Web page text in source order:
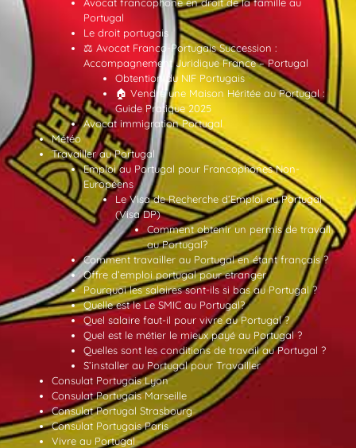
Portugal
Le droit portugais
⚖️ Avocat Franco-Portugais Succession :
Accompagnement Juridique France – Portugal
Obtention du NIF Portugais
🏠 Vendre une Maison Héritée au Portugal :
Guide Pratique 2025
Avocat immigration Portugal
Météo
Travailler au Portugal
Emploi au Portugal pour Francophones Non-
Européens
Le Visa de Recherche d’Emploi au Portugal
(Visa DP)
Comment obtenir un permis de travail
au Portugal?
Comment travailler au Portugal en étant français ?
Offre d’emploi portugal pour etranger
Pourquoi les salaires sont-ils si bas au Portugal ?
Quelle est le Le SMIC au Portugal?
Quel salaire faut-il pour vivre au Portugal ?
Quel est le métier le mieux payé au Portugal ?
Quelles sont les conditions de travail au Portugal ?
S’installer au Portugal pour Travailler
Consulat Portugais Lyon
Consulat Portugais Marseille
Consulat Portugal Strasbourg
Consulat Portugais Paris
Vivre au Portugal